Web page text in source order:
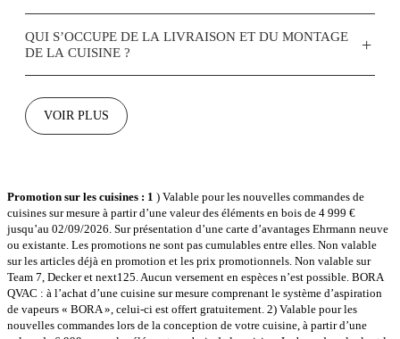
QUI S’OCCUPE DE LA LIVRAISON ET DU MONTAGE
DE LA CUISINE ?
+
VOIR PLUS
Promotion sur les cuisines : 1 ) Valable pour les nouvelles commandes de
cuisines sur mesure à partir d’une valeur des éléments en bois de 4 999 €
jusqu’au 02/09/2026. Sur présentation d’une carte d’avantages Ehrmann neuve
ou existante. Les promotions ne sont pas cumulables entre elles. Non valable
sur les articles déjà en promotion et les prix promotionnels. Non valable sur
Team 7, Decker et next125. Aucun versement en espèces n’est possible. BORA
QVAC : à l’achat d’une cuisine sur mesure comprenant le système d’aspiration
de vapeurs « BORA », celui-ci est offert gratuitement. 2) Valable pour les
nouvelles commandes lors de la conception de votre cuisine, à partir d’une